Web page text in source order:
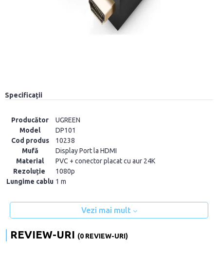
Specificații
Producător
UGREEN
Model
DP101
Cod produs
10238
Mufă
Display Port la HDMI
Material
PVC + conector placat cu aur 24K
Rezoluție
1080p
Lungime cablu 1 m
Vezi mai mult
REVIEW-URI (0 REVIEW-URI)